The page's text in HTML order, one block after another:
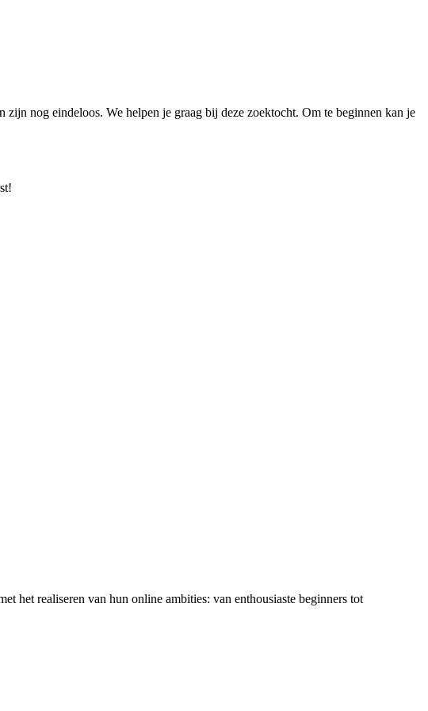
nog eindeloos. We helpen je graag bij deze zoektocht. Om te beginnen kan je
het realiseren van hun online ambities: van enthousiaste beginners tot